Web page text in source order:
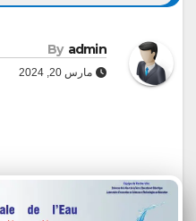
By admin
مارس 20, 2024